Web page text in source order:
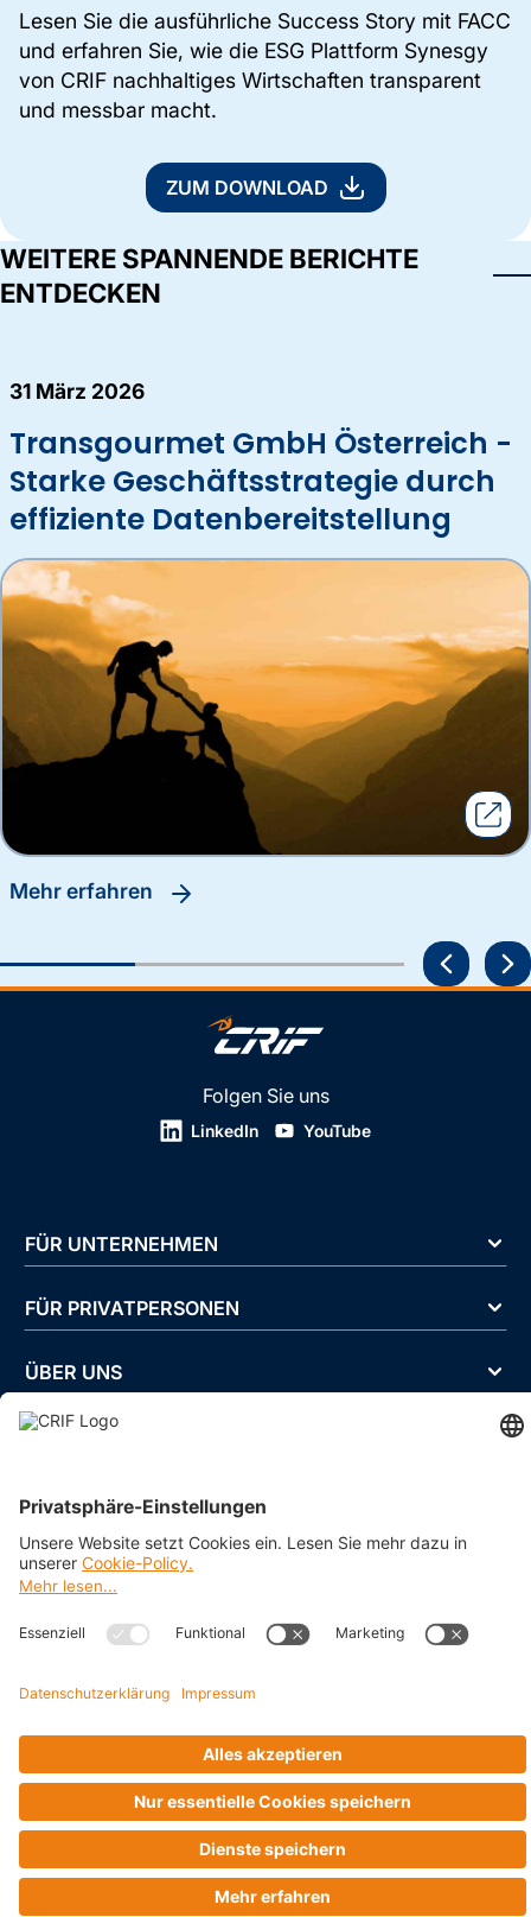
Lesen Sie die ausführliche Success Story mit FACC
und erfahren Sie, wie die ESG Plattform Synesgy
von CRIF nachhaltiges Wirtschaften transparent
und messbar macht.
ZUM DOWNLOAD
WEITERE SPANNENDE BERICHTE
ENTDECKEN
31 März 2026
Transgourmet GmbH Österreich -
Starke Geschäftsstrategie durch
effiziente Datenbereitstellung
Mehr erfahren
Folgen Sie uns
LinkedIn YouTube
FÜR UNTERNEHMEN
FÜR PRIVATPERSONEN
ÜBER UNS
BRANCHEN
Impressum
Datenschutz
Cookie Policy
Business Ethics Policy
Rothschildplatz 3/Top 3.06.B, A-1020 Wien, Österreich
Company with Management System Certified by DNV - ISO
9001, ISO 45001, ISO/IEC 27001, ISO 14001